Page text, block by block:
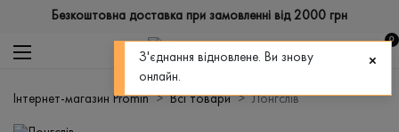
Безкоштовна доставка при замовленні від 2000 грн
0
Інтернет-магазин Promin Всі товари Лонгслів
З'єднання відновлене. Ви знову
онлайн.